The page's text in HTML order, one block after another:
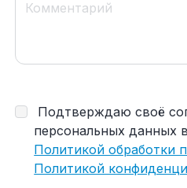
Подтверждаю своё
персональных данных
Политикой обработки
Политикой